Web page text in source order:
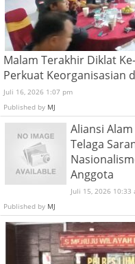
Malam Terakhir Diklat
Perkuat Keorganisasian
Juli 16, 2026 1:07 pm
Published by MJ
Aliansi
Telaga
Anggota
Juli 15, 2026 10:33
Published by MJ